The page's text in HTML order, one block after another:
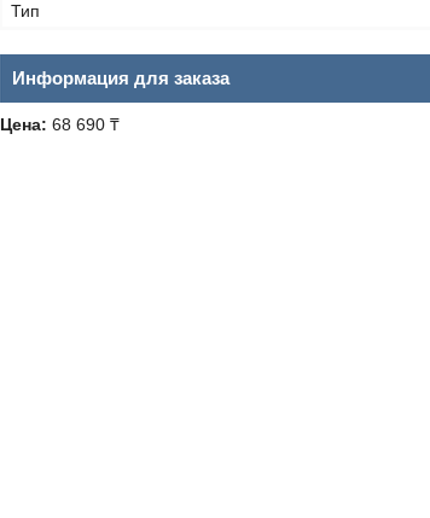
Тип
Информация для заказа
Цена: 68 690 ₸